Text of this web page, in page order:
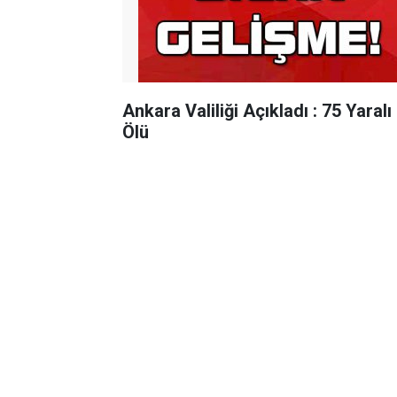
Ankara Valiliği Açıkladı : 75 Yaralı
Ölü